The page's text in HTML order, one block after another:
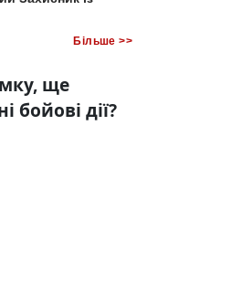
Більше >>
ще
бойові дії?